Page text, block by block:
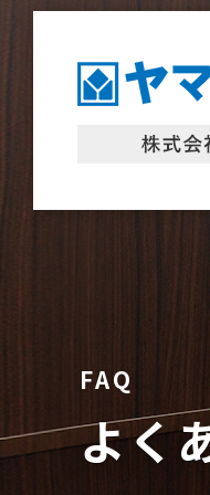
FAQ
よく